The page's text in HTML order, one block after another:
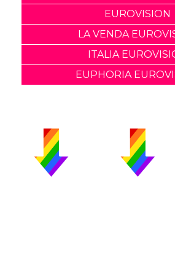
EUROVISION
LA VENDA
ITALIA
EUPHORIA